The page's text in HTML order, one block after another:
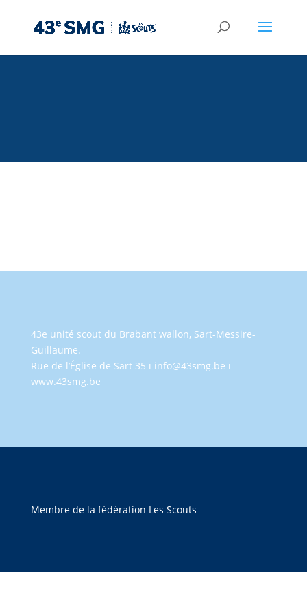
43e unité scout du Brabant wallon, Sart-Messire-
Guillaume.
Rue de l’Église de Sart 35 ı info@43smg.be ı
www.43smg.be
Membre de la fédération Les Scouts